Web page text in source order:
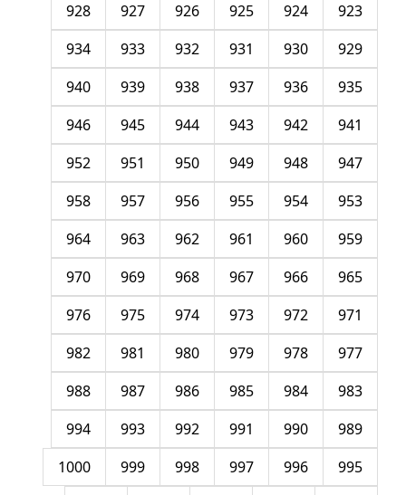
923
924
925
926
927
928
929
930
931
932
933
934
935
936
937
938
939
940
941
942
943
944
945
946
947
948
949
950
951
952
953
954
955
956
957
958
959
960
961
962
963
964
965
966
967
968
969
970
971
972
973
974
975
976
977
978
979
980
981
982
983
984
985
986
987
988
989
990
991
992
993
994
995
996
997
998
999
1000